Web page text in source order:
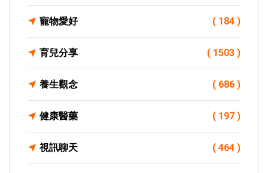
寵物愛好 ( 184 )
育兒分享 ( 1503 )
養生觀念 ( 686 )
健康醫藥 ( 197 )
視訊聊天 ( 464 )